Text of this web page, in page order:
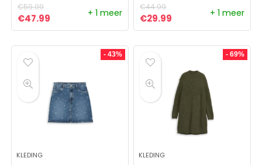
€59.99
Oorspronkelijke prijs was: €59.99.
€47.99 Huidige prijs is: €47.99.
+ 1 meer
€44.99
Oorspronkelijke prijs
€29.99 Huidige prijs is:
+ 1 meer
- 43%
KLEDING
- 69%
KLEDING